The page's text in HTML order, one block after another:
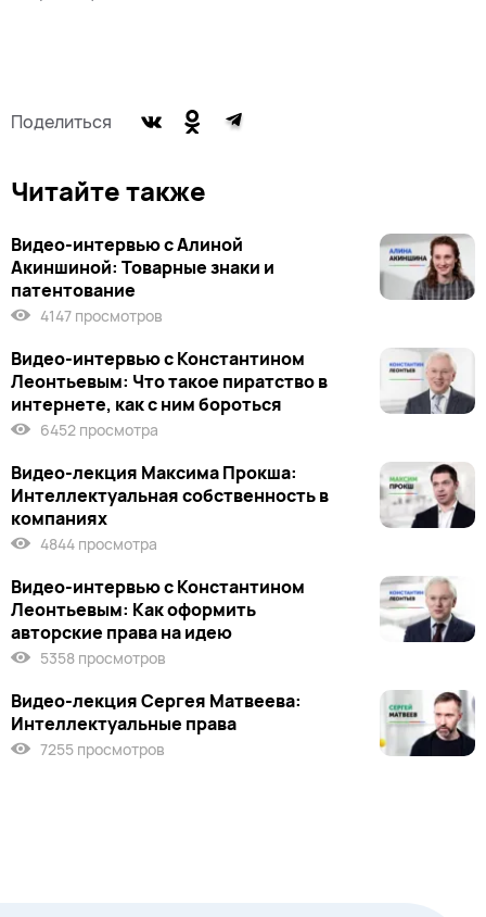
Поделиться
Читайте также
Видео-интервью с Алиной
Акиншиной: Товарные знаки и
патентование
4147 просмотров
Видео-интервью с Константином
Леонтьевым: Что такое пиратство в
интернете, как с ним бороться
6452 просмотра
Видео-лекция Максима Прокша:
Интеллектуальная собственность в
компаниях
4844 просмотра
Видео-интервью с Константином
Леонтьевым: Как оформить
авторские права на идею
5358 просмотров
Видео-лекция Сергея Матвеева:
Интеллектуальные права
7255 просмотров